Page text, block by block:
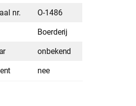
nr. O-1486
Boerderij
onbekend
nee